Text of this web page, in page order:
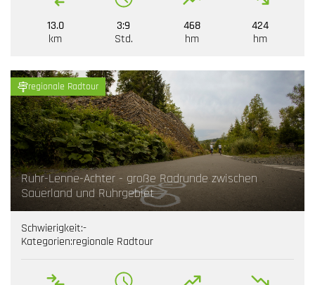
13.0
km
3:9
Std.
468
hm
424
hm
regionale Radtour
Ruhr-Lenne-Achter - große Radrunde zwischen
Sauerland und Ruhrgebiet
Schwierigkeit:-
Kategorien:regionale Radtour